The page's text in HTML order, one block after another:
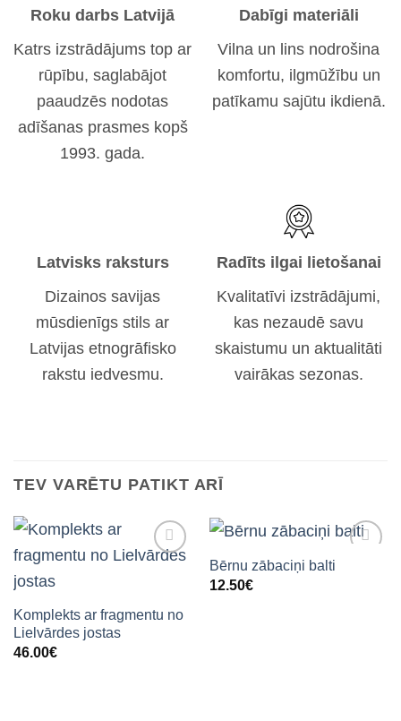
Roku darbs Latvijā
Katrs izstrādājums top ar
rūpību, saglabājot
paaudzēs nodotas
adīšanas prasmes kopš
1993. gada.
Dabīgi materiāli
Vilna un lins nodrošina
komfortu, ilgmūžību un
patīkamu sajūtu ikdienā.
Latvisks raksturs
Dizainos savijas
mūsdienīgs stils ar
Latvijas etnogrāfisko
rakstu iedvesmu.
Radīts ilgai lietošanai
Kvalitatīvi izstrādājumi,
kas nezaudē savu
skaistumu un aktualitāti
vairākas sezonas.
TEV VARĒTU PATIKT ARĪ
Komplekts ar fragmentu no
Lielvārdes jostas
46.00€
Bērnu zābaciņi balti
12.50€